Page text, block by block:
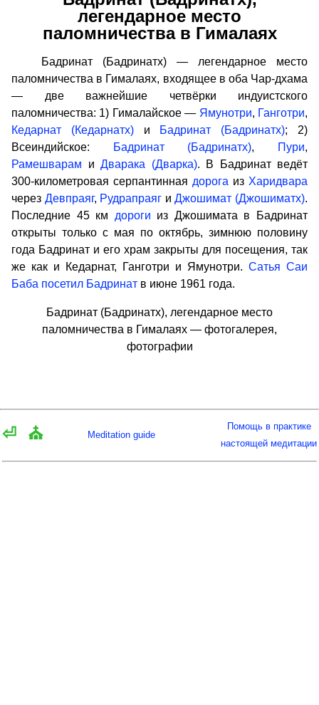
легендарное место
паломничества в Гималаях
Бадринат (Бадринатх) — легендарное место
паломничества в Гималаях, входящее в оба Чар-дхама
— две важнейшие четвёрки индуистского
паломничества: 1) Гималайское — Ямунотри, Ганготри,
Кедарнат (Кедарнатх)и Бадринат (Бадринатх); 2)
Всеиндийское:
Бадринат (Бадринатх), Пури,
Рамешварам и Дварака (Дварка). В Бадринат ведёт
300-километровая серпантинная дорога из Харидвара
через Девпраяг, Рудрапраяг иДжошимат (Джошиматх).
Последние 45 км дороги из Джошимата в Бадринат
открыты только с мая по октябрь, зимнюю половину
года Бадринат и его храм закрыты для посещения, так
же как и Кедарнат, Ганготри и Ямунотри. Сатья Саи
Баба посетил Бадринат в июне 1961 года.
Бадринат (Бадринатх), легендарное место
паломничества в Гималаях — фотогалерея,
фотографии
⏎ ⛪ Meditation guide
Помощь в практике
настоящей медитации